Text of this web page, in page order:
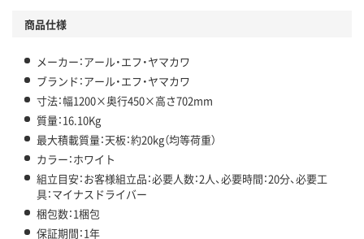
商品仕様
メーカー：アール・エフ・ヤマカワ
ブランド：アール・エフ・ヤマカワ
寸法：幅1200×奥行450×高さ702mm
質量：16.10Kg
最大積載質量：天板：約20kg（均等荷重）
カラー：ホワイト
組立目安：お客様組立品：必要人数：2人、必要時間：20分、必要工
具：マイナスドライバー
梱包数：1梱包
保証期間：1年